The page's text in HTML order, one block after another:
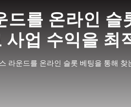
를 온라인
사업 수익을 최
라운드를 온라인 슬롯 베팅을 통해